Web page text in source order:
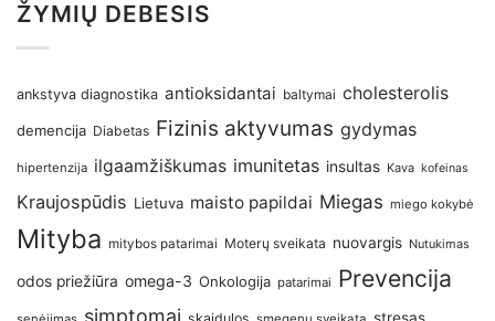
ŽYMIŲ DEBESIS
ankstyva diagnostika antioksidantai baltymai cholesterolis
demencija Diabetas Fizinis aktyvumas gydymas
hipertenzija ilgaamžiškumas imunitetas insultas Kava kofeinas
Kraujospūdis Lietuva maisto papildai Miegas miego kokybė
Mityba mitybos patarimai Moterų sveikata nuovargis Nutukimas
odos priežiūra omega-3 Onkologija patarimai Prevencija
simptomai